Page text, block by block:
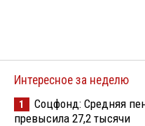
Интересное за неделю
1
Соцфонд: Средняя
превысила 27,2 тысячи